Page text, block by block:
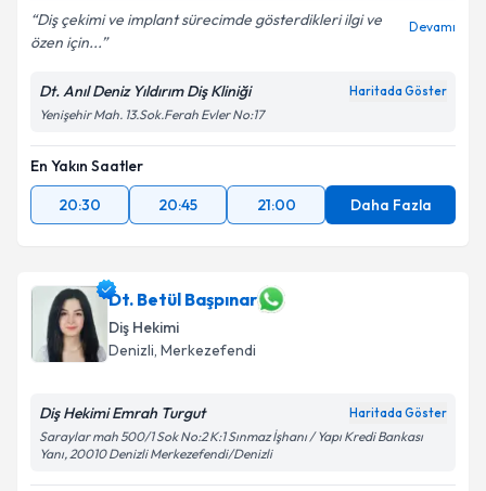
Diş çekimi ve implant sürecimde gösterdikleri ilgi ve
özen için...
Devamı
Dt. Anıl Deniz Yıldırım Diş Kliniği Haritada Göster
Yenişehir Mah. 13.Sok.Ferah Evler No:17
En Yakın Saatler
20:30
20:45 21:00 Daha Fazla
Dt. Betül Başpınar
Diş Hekimi
Denizli, Merkezefendi
Diş Hekimi Emrah Turgut Haritada Göster
Saraylar mah 500/1 Sok No:2 K:1 Sınmaz İşhanı / Yapı Kredi Bankası
Yanı, 20010 Denizli Merkezefendi/Denizli